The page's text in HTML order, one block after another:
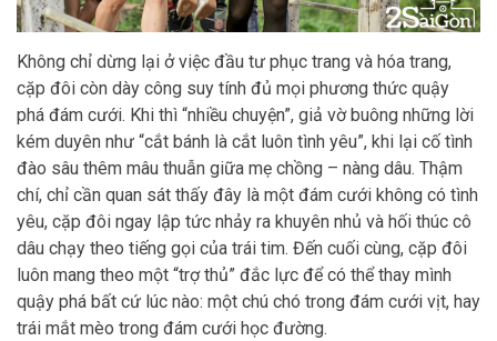
Không chỉ dừng lại ở việc đầu tư phục trang và hóa trang,
cặp đôi còn dày công suy tính đủ mọi phương thức quậy
phá đám cưới. Khi thì “nhiều chuyện”, giả vờ buông những lời
kém duyên như “cắt bánh là cắt luôn tình yêu”, khi lại cố tình
đào sâu thêm mâu thuẫn giữa mẹ chồng – nàng dâu. Thậm
chí, chỉ cần quan sát thấy đây là một đám cưới không có tình
yêu, cặp đôi ngay lập tức nhảy ra khuyên nhủ và hối thúc cô
dâu chạy theo tiếng gọi của trái tim. Đến cuối cùng, cặp đôi
luôn mang theo một “trợ thủ” đắc lực để có thể thay mình
quậy phá bất cứ lúc nào: một chú chó trong đám cưới vịt, hay
trái mắt mèo trong đám cưới học đường.